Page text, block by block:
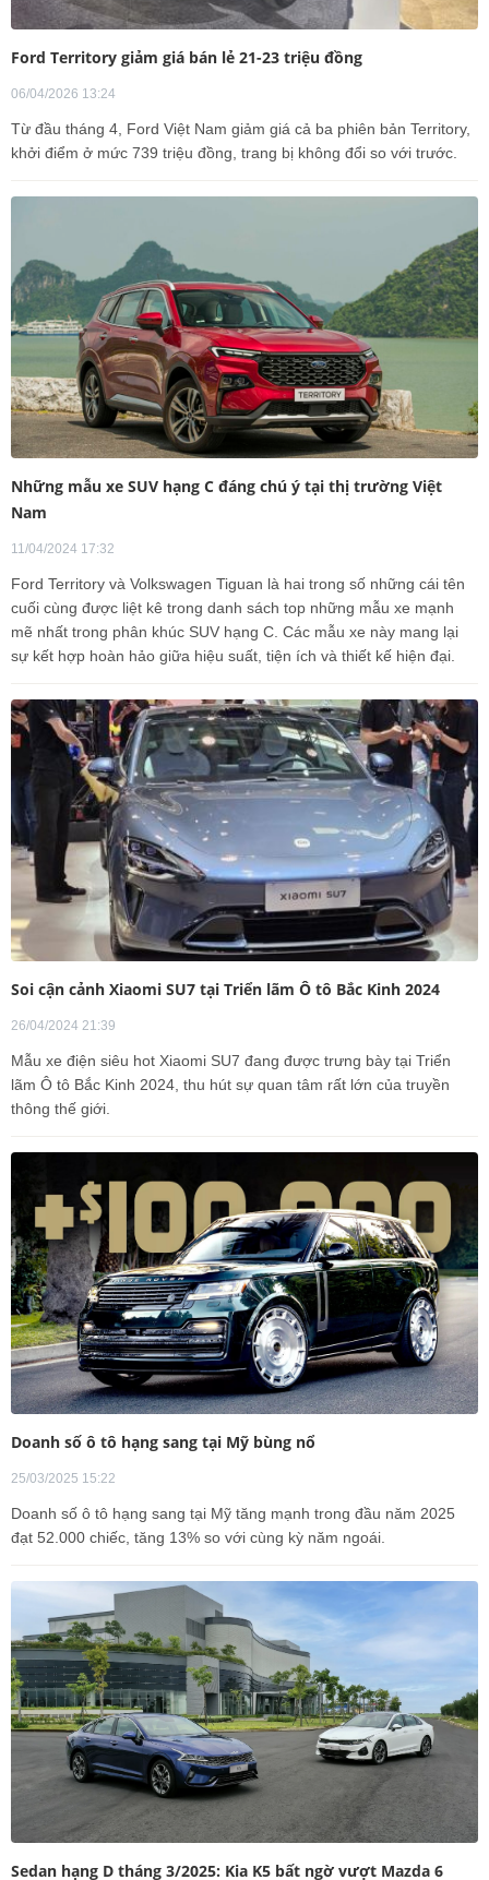
Ford Territory giảm giá bán lẻ 21-23 triệu đồng
06/04/2026 13:24
Từ đầu tháng 4, Ford Việt Nam giảm giá cả ba phiên bản Territory,
khởi điểm ở mức 739 triệu đồng, trang bị không đổi so với trước.
Những mẫu xe SUV hạng C đáng chú ý tại thị trường Việt
Nam
11/04/2024 17:32
Ford Territory và Volkswagen Tiguan là hai trong số những cái tên
cuối cùng được liệt kê trong danh sách top những mẫu xe mạnh
mẽ nhất trong phân khúc SUV hạng C. Các mẫu xe này mang lại
sự kết hợp hoàn hảo giữa hiệu suất, tiện ích và thiết kế hiện đại.
Soi cận cảnh Xiaomi SU7 tại Triển lãm Ô tô Bắc Kinh 2024
26/04/2024 21:39
Mẫu xe điện siêu hot Xiaomi SU7 đang được trưng bày tại Triển
lãm Ô tô Bắc Kinh 2024, thu hút sự quan tâm rất lớn của truyền
thông thế giới.
Doanh số ô tô hạng sang tại Mỹ bùng nổ
25/03/2025 15:22
Doanh số ô tô hạng sang tại Mỹ tăng mạnh trong đầu năm 2025
đạt 52.000 chiếc, tăng 13% so với cùng kỳ năm ngoái.
Sedan hạng D tháng 3/2025: Kia K5 bất ngờ vượt Mazda 6